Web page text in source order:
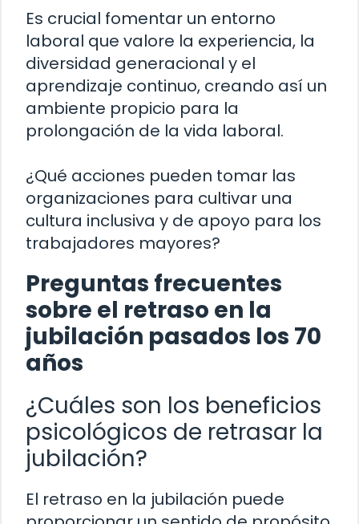
Es crucial fomentar un entorno
laboral que valore la experiencia, la
diversidad generacional y el
aprendizaje continuo, creando así un
ambiente propicio para la
prolongación de la vida laboral.
¿Qué acciones pueden tomar las
organizaciones para cultivar una
cultura inclusiva y de apoyo para los
trabajadores mayores?
Preguntas frecuentes
sobre el retraso en la
jubilación pasados los 70
años
¿Cuáles son los beneficios
psicológicos de retrasar la
jubilación?
El retraso en la jubilación puede